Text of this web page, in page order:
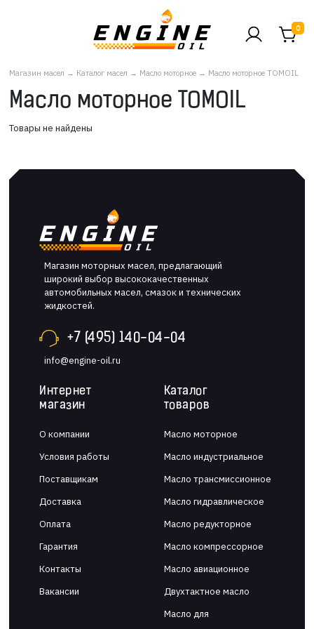
0
Магазин масел → Каталог масел → Масло моторное → Масло моторное TOMOIL
Масло моторное TOMOIL
Товары не найдены
Магазин моторных масел, предлагающий
широкий выбор высококачественных
автомобильных масел, смазок и технических
жидкостей.
+7 (495) 140-04-04
info@engine-oil.ru
Интернет
магазин
О компании
Условия работы
Поставщикам
Доставка
Оплата
Гарантия
Контакты
Вакансии
Каталог
товаров
Масло моторное
Масло индустриальное
Масло трансмиссионное
Масло гидравлическое
Масло редукторное
Масло компрессорное
Масло авиационное
Двухтактное масло
Масло для